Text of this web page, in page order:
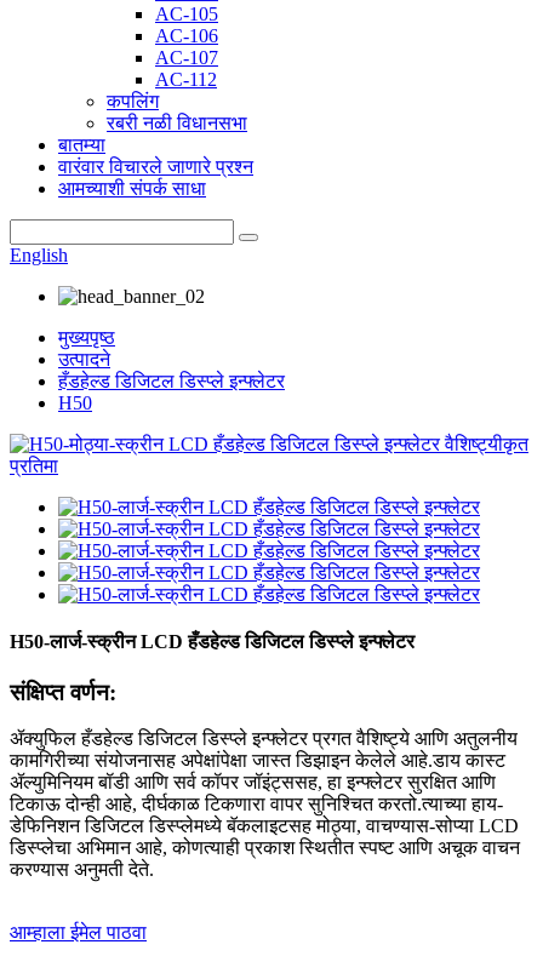
AC-105
AC-106
AC-107
AC-112
कपलिंग
रबरी नळी विधानसभा
बातम्या
वारंवार विचारले जाणारे प्रश्न
आमच्याशी संपर्क साधा
English
मुख्यपृष्ठ
उत्पादने
हँडहेल्ड डिजिटल डिस्प्ले इन्फ्लेटर
H50
H50-लार्ज-स्क्रीन LCD हँडहेल्ड डिजिटल डिस्प्ले इन्फ्लेटर
संक्षिप्त वर्णन:
ॲक्युफिल हँडहेल्ड डिजिटल डिस्प्ले इन्फ्लेटर प्रगत वैशिष्ट्ये आणि अतुलनीय
कामगिरीच्या संयोजनासह अपेक्षांपेक्षा जास्त डिझाइन केलेले आहे.डाय कास्ट
ॲल्युमिनियम बॉडी आणि सर्व कॉपर जॉइंट्ससह, हा इन्फ्लेटर सुरक्षित आणि
टिकाऊ दोन्ही आहे, दीर्घकाळ टिकणारा वापर सुनिश्चित करतो.त्याच्या हाय-
डेफिनिशन डिजिटल डिस्प्लेमध्ये बॅकलाइटसह मोठ्या, वाचण्यास-सोप्या LCD
डिस्प्लेचा अभिमान आहे, कोणत्याही प्रकाश स्थितीत स्पष्ट आणि अचूक वाचन
करण्यास अनुमती देते.
आम्हाला ईमेल पाठवा